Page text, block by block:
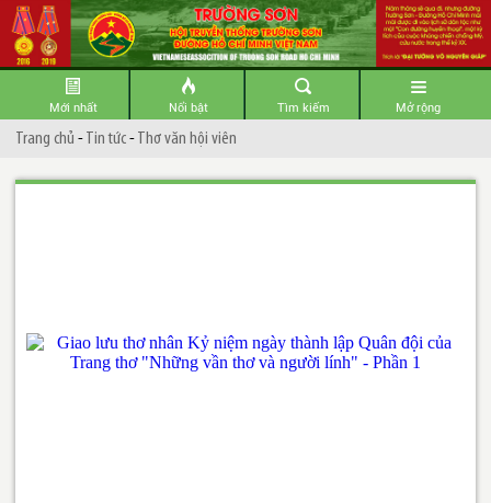
Mới nhất Nổi bật Tìm kiếm Mở rộng
Trang chủ -Tin tức-Thơ văn hội viên